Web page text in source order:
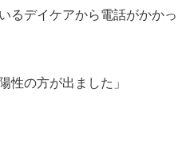
るデイケアから電話がかかっ
性の方が出ました」